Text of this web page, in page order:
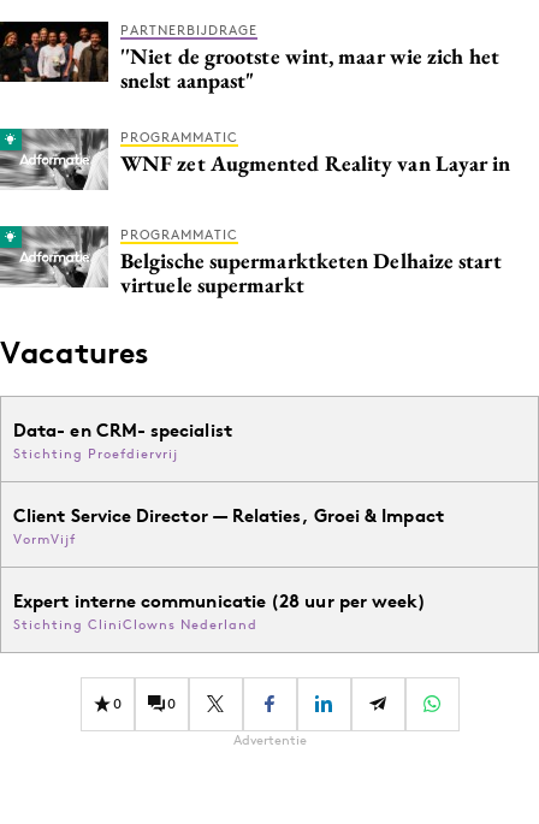
PARTNERBIJDRAGE
''Niet de grootste wint, maar wie zich het
snelst aanpast"
PROGRAMMATIC
WNF zet Augmented Reality van Layar in
PROGRAMMATIC
Belgische supermarktketen Delhaize start
virtuele supermarkt
Vacatures
Data- en CRM- specialist
Stichting Proefdiervrij
Client Service Director — Relaties, Groei & Impact
VormVijf
Expert interne communicatie (28 uur per week)
Stichting CliniClowns Nederland
0 0
Advertentie